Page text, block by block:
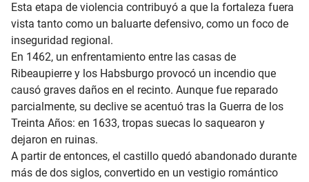
Esta etapa de violencia contribuyó a que la fortaleza fuera
vista tanto como un baluarte defensivo, como un foco de
inseguridad regional.
En 1462, un enfrentamiento entre las casas de
Ribeaupierre y los Habsburgo provocó un incendio que
causó graves daños en el recinto. Aunque fue reparado
parcialmente, su declive se acentuó tras la Guerra de los
Treinta Años: en 1633, tropas suecas lo saquearon y
dejaron en ruinas.
A partir de entonces, el castillo quedó abandonado durante
más de dos siglos, convertido en un vestigio romántico